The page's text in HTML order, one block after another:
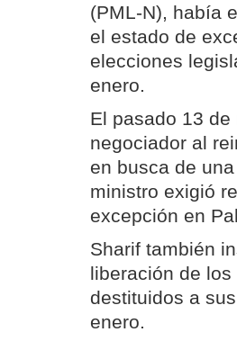
(PML-N), había
el estado de
elecciones
enero.
El pasado 13
negociador al
en busca de
ministro exigió
excepción en
Sharif también
liberación de
destituidos a
enero.